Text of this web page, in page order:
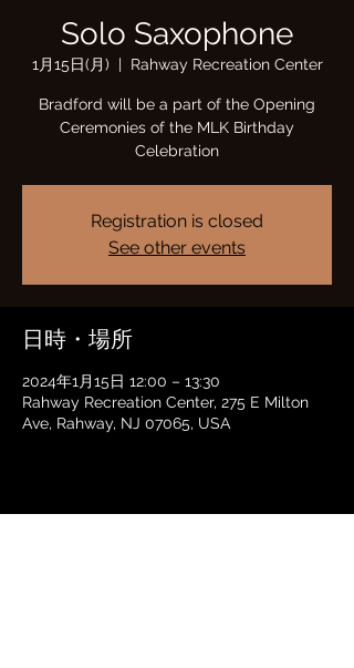
Solo Saxophone
1月15日(月)
  |
Rahway Recreation Center
Bradford will be a part of the Opening
Ceremonies of the MLK Birthday
Celebration
Registration is closed
See other events
日時・場所
2024年1月15日 12:00 – 13:30
Rahway Recreation Center, 275 E Milton
Ave, Rahway, NJ 07065, USA